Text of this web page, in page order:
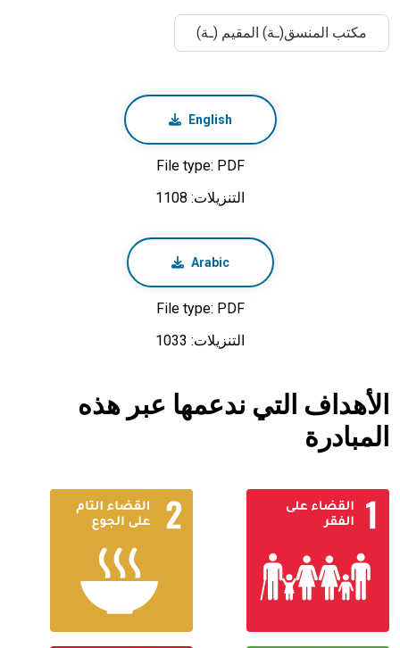
مكتب المنسق(ـة) المقيم (ـة)
English
File type: PDF
التنزيلات: 1108
Arabic
File type: PDF
التنزيلات: 1033
الأهداف التي ندعمها عبر هذه
المبادرة